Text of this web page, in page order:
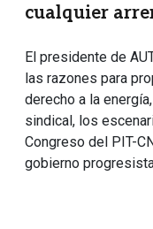
cualquier
El presidente de
las razones para
derecho a la
sindical, los
Congreso del PIT-
gobierno